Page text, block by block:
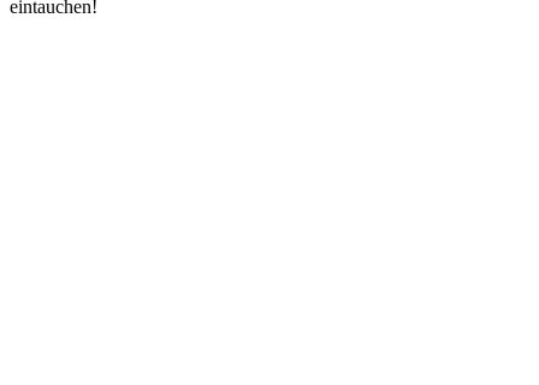
eintauchen!